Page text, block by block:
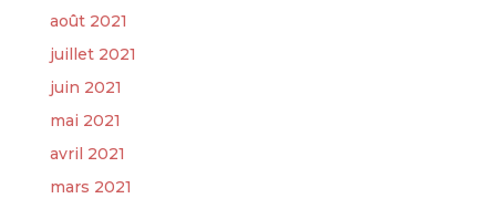
août 2021
juillet 2021
juin 2021
mai 2021
avril 2021
mars 2021